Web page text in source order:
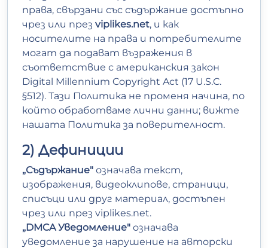
права, свързани със съдържание достъпно
чрез или през viplikes.net, и как
носителите на права и потребителите
могат да подават възражения в
съответствие с американския закон
Digital Millennium Copyright Act (17 U.S.C.
§512). Тази Политика не променя начина, по
който обработваме лични данни; вижте
нашата Политика за поверителност.
2) Дефиниции
„Съдържание" означава текст,
изображения, видеоклипове, страници,
списъци или друг материал, достъпен
чрез или през viplikes.net.
„DMCA Уведомление" означава
уведомление за нарушение на авторски